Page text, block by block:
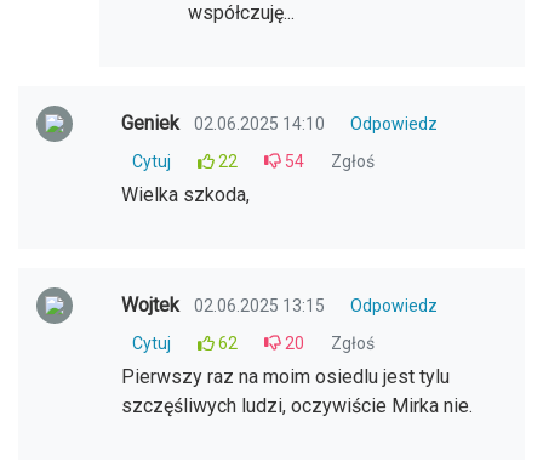
współczuję...
Geniek 02.06.2025 14:10
Odpowiedz
Cytuj
22 54 Zgłoś
Wielka szkoda,
Wojtek 02.06.2025 13:15
Odpowiedz
Cytuj
62 20 Zgłoś
Pierwszy raz na moim osiedlu jest tylu
szczęśliwych ludzi, oczywiście Mirka nie.